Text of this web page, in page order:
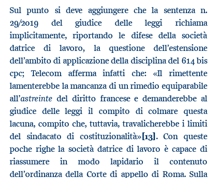
Sul punto si deve aggiungere che la sentenza n.
29/2019 del giudice delle leggi richiama
implicitamente, riportando le difese della società
datrice di lavoro, la questione dell’estensione
dell’ambito di applicazione della disciplina del 614 bis
cpc; Telecom afferma infatti che: «Il rimettente
lamenterebbe la mancanza di un rimedio equiparabile
all’astreinte del diritto francese e demanderebbe al
giudice delle leggi il compito di colmare questa
lacuna, compito che, tuttavia, travalicherebbe i limiti
del sindacato di costituzionalità»[13]. Con queste
poche righe la società datrice di lavoro è capace di
riassumere in modo lapidario il contenuto
dell’ordinanza della Corte di appello di Roma. Sulla